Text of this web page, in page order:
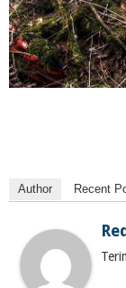
Author Recent